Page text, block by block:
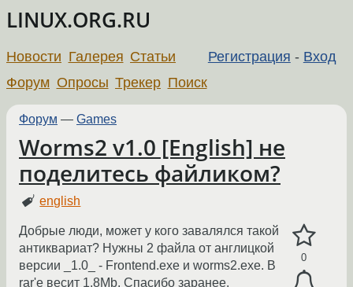
LINUX.ORG.RU
Регистрация - Вход
Новости Галерея Статьи
Форум Опросы Трекер Поиск
Форум — Games
Worms2 v1.0 [English] не
поделитесь файликом?
english
0
Добрые люди, может у кого завалялся такой
антиквариат? Нужны 2 файла от англицкой
версии _1.0_ - Frontend.exe и worms2.exe. В
rar'e весит 1.8Mb. Спасибо заранее.